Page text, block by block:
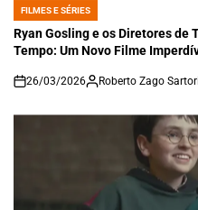
POSTED
IN
FILMES E SÉRIES
Ryan Gosling e os Diretores de
Tempo: Um Novo Filme
on
26/03/2026 Roberto Zago Sartori